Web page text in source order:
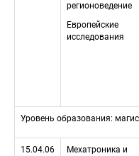
регионоведение
Европейские
исследования
Уровень образования:
15.04.06
Мехатроника и